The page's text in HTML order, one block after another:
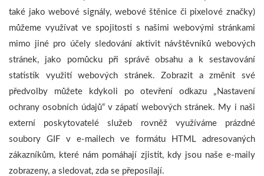
také jako webové signály, webové štěnice či pixelové značky)
můžeme využívat ve spojitosti s našimi webovými stránkami
mimo jiné pro účely sledování aktivit návštěvníků webových
stránek, jako pomůcku při správě obsahu a k sestavování
statistik využití webových stránek. Zobrazit a změnit své
předvolby můžete kdykoli po otevření odkazu „Nastavení
ochrany osobních údajů“ v zápatí webových stránek. My i naši
externí poskytovatelé služeb rovněž využíváme prázdné
soubory GIF v e-mailech ve formátu HTML adresovaných
zákazníkům, které nám pomáhají zjistit, kdy jsou naše e-maily
zobrazeny, a sledovat, zda se přeposílají.